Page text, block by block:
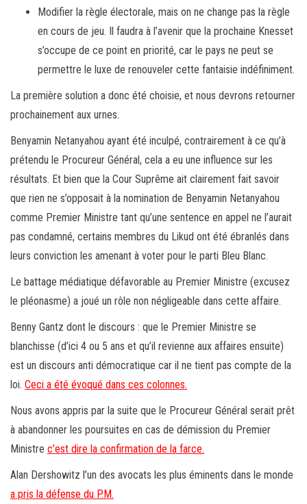
Modifier la règle électorale, mais on ne change pas la règle
en cours de jeu. Il faudra à l’avenir que la prochaine Knesset
s’occupe de ce point en priorité, car le pays ne peut se
permettre le luxe de renouveler cette fantaisie indéfiniment.
La première solution a donc été choisie, et nous devrons retourner
prochainement aux urnes.
Benyamin Netanyahou ayant été inculpé, contrairement à ce qu’à
prétendu le Procureur Général, cela a eu une influence sur les
résultats. Et bien que la Cour Suprême ait clairement fait savoir
que rien ne s’opposait à la nomination de Benyamin Netanyahou
comme Premier Ministre tant qu’une sentence en appel ne l’aurait
pas condamné, certains membres du Likud ont été ébranlés dans
leurs conviction les amenant à voter pour le parti Bleu Blanc.
Le battage médiatique défavorable au Premier Ministre (excusez
le pléonasme) a joué un rôle non négligeable dans cette affaire.
Benny Gantz dont le discours : que le Premier Ministre se
blanchisse (d’ici 4 ou 5 ans et qu’il revienne aux affaires ensuite)
est un discours anti démocratique car il ne tient pas compte de la
loi. Ceci a été évoqué dans ces colonnes.
Nous avons appris par la suite que le Procureur Général serait prêt
à abandonner les poursuites en cas de démission du Premier
Ministre c’est dire la confirmation de la farce.
Alan Dershowitz l’un des avocats les plus éminents dans le monde
a pris la défense du P.M.